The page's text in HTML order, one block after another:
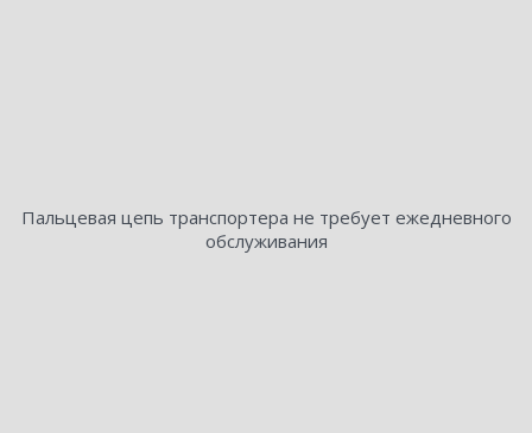
Пальцевая цепь транспортера не требует ежедневного
обслуживания